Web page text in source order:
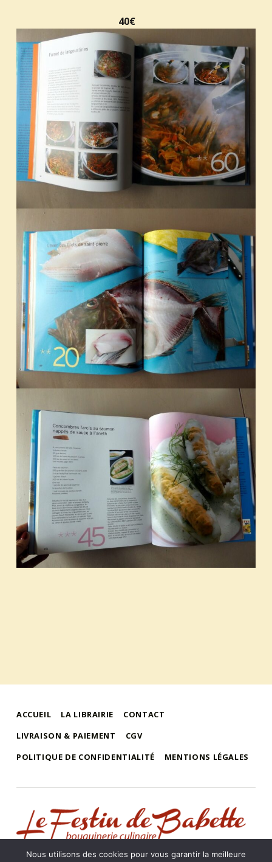
40€
ACCUEIL LA LIBRAIRIE
CONTACT
LIVRAISON & PAIEMENT
CGV
POLITIQUE DE CONFIDENTIALITÉ
MENTIONS LÉGALES
le festin de babette
"LE FESTIN DE BABETTE" – BOUQUINERIE GASTRONOMIQUE
Nous utilisons des cookies pour vous garantir la meilleure